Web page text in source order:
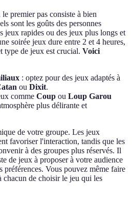
premier pas consiste à bien
sont les goûts des personnes
jeux rapides ou des jeux plus longs et
soirée jeux dure entre 2 et 4 heures,
type de jeux est crucial. Voici
: optez pour des jeux adaptés à
ou Dixit.
comme Coup ou Loup Garou
plus délirante et
de votre groupe. Les jeux
favoriser l'interaction, tandis que les
à des groupes plus réservés. Il
de jeux à proposer à votre audience
préférences. Vous pouvez même faire
chacun de choisir le jeu qui les